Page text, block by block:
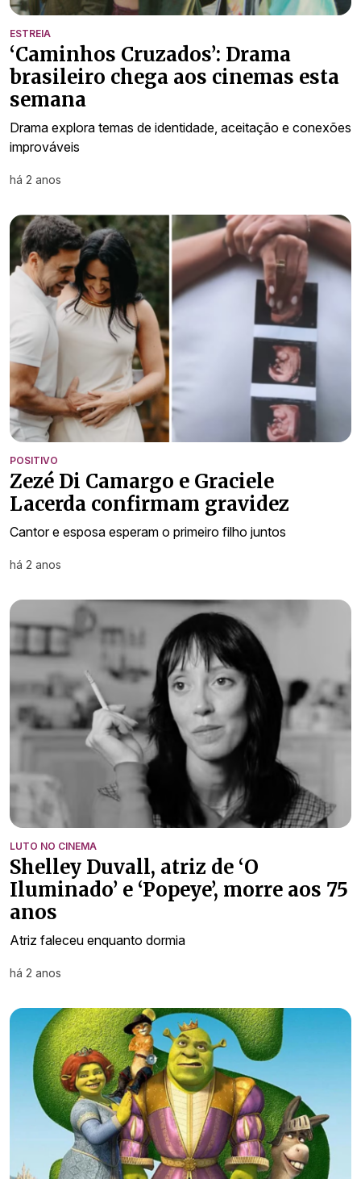
ESTREIA
‘Caminhos Cruzados’: Drama
brasileiro chega aos cinemas esta
semana
Drama explora temas de identidade, aceitação e conexões
improváveis
há 2 anos
POSITIVO
Zezé Di Camargo e Graciele
Lacerda confirmam gravidez
Cantor e esposa esperam o primeiro filho juntos
há 2 anos
LUTO NO CINEMA
Shelley Duvall, atriz de ‘O
Iluminado’ e ‘Popeye’, morre aos 75
anos
Atriz faleceu enquanto dormia
há 2 anos